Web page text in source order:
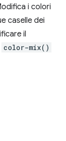
i colori
caselle dei
il
color-mix()